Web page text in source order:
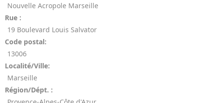
Nouvelle Acropole Marseille
Rue :
19 Boulevard Louis Salvator
Code postal:
13006
Localité/Ville:
Marseille
Région/Dépt. :